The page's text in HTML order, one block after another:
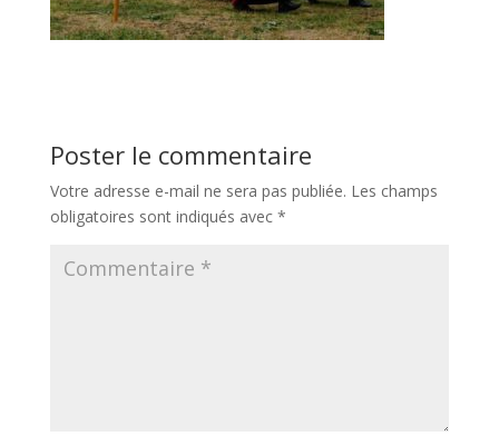
Poster le commentaire
Votre adresse e-mail ne sera pas publiée. Les champs
obligatoires sont indiqués avec *